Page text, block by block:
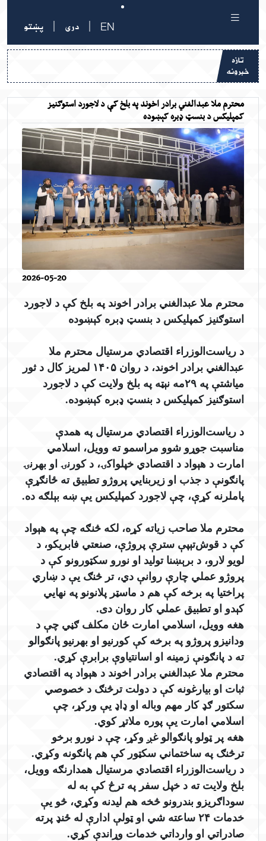
| دری | پښتو
خبرونه
محترم ملا عبدالغني برادر اخوند په بلخ کې د لاجورد استوګنیز
کمپلیکس د بنسټ ډبره کېښوده
2026-05-20
محترم ملا عبدالغني برادر اخوند په بلخ کې د لاجورد
استوګنیز کمپلیکس د بنسټ ډبره کېښوده
د ریاست‌الوزراء اقتصادي مرستیال محترم ملا
عبدالغني برادر اخوند، د روان ۱۴۰۵ لمریز کال د ثور
میاشتې په ۲۹مه نېټه په بلخ ولایت کې د لاجورد
استوګنیز کمپلیکس د بنسټ ډبره کېښوده.
د ریاست‌الوزراء اقتصادي مرستیال په همدې
مناسبت جوړو شوو مراسمو ته وویل، اسلامي
امارت د هېواد د اقتصادي خپلواکۍ، د کورنۍ او بهرنۍ
پانګونې د جذب او زیربنایي پروژو تطبیق ته ځانګړې
پاملرنه کړې، چې لاجورد کمپلیکس یې ښه بېلګه ده.
محترم ملا صاحب زیاته کړه، لکه څنګه چې په هېواد
کې د قوش‌تېپې سترې پروژې، صنعتي فابریکو، د
لویو لارو، د برېښنا تولید او نورو سکټورونو کې د
پروژو عملي چارې روانې دي، تر څنګ یې د ښاري
پراختیا په برخه کې هم د ماسټر پلانونو په نهایي
کېدو او تطبیق عملي کار روان دی.
هغه وویل، اسلامي امارت ځان مکلف ګڼي چې د
ودانیزو پروژو په برخه کې کورنیو او بهرنیو پانګوالو
ته د پانګونې زمینه او اسانتیاوې برابرې کړي.
محترم ملا عبدالغني برادر اخوند د هېواد په اقتصادي
ثبات او بیارغونه کې د دولت ترڅنګ د خصوصي
سکتور ګډ کار مهم وباله او ډاډ یې ورکړ، چې
اسلامي امارت یې پوره ملاتړ کوي.
هغه پر ټولو پانګوالو غږ وکړ، چې د نورو برخو
ترڅنګ په ساختماني سکټور کې هم پانګونه وکړي.
د ریاست‌الوزراء اقتصادي مرستیال همدارنګه وویل،
بلخ ولایت ته د خپل سفر په ترڅ کې به له
سوداګریزو بندرونو څخه هم لیدنه وکړي، څو یې
خدمات ۲۴ ساعته شي او ټولې ادارې له ځنډ پرته
صادراتي او وارداتي خدمات وړاندې کړي.